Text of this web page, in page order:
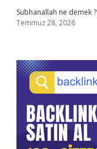
Subhanallah ne demek ?
Temmuz 28, 2026